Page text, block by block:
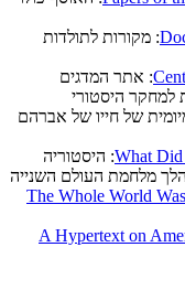
: מקורות לתולדות
: אתר המדגים
למחקר היסטורי
של חייו של אברהם
What Did: היסטוריה
מלחמת העולם השנייה
The Whole World
A Hypertext on